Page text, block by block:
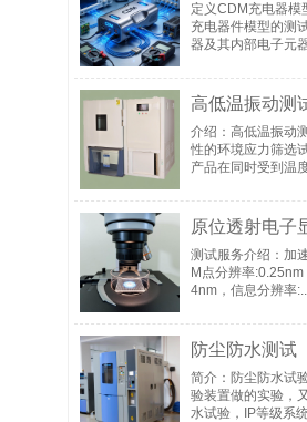
定义CDM充电器模
充电器件模型的测
器及其内部电子元
高低温振动测
介绍：高低温振动
性的环境应力筛选
产品在同时受到温
原位透射电子
测试服务介绍：加
M点分辨率
4nm，信息分辨率
防尘防水测试
简介：防尘防水试
验装置做的实验，
水试验，IP等级系